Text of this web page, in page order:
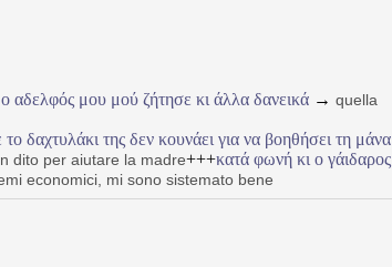
αδελφός μου μού ζήτησε κι άλλα δανεικά → quella
το δαχτυλάκι της δεν κουνάει για να βοηθήσει τη μάνα
dito per aiutare la madre+++κατά φωνή κι ο γάιδαρος
economici, mi sono sistemato bene